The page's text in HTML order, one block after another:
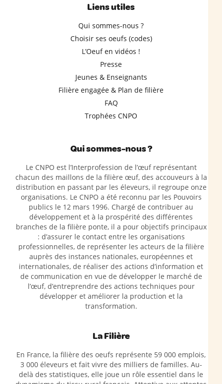
Liens utiles
Qui sommes-nous ?
Choisir ses oeufs (codes)
L’Oeuf en vidéos !
Presse
Jeunes & Enseignants
Filière engagée & Plan de filière
FAQ
Trophées CNPO
Qui sommes-nous ?
Le CNPO est l’Interprofession de l’œuf représentant
chacun des maillons de la filière œuf, des accouveurs à la
distribution en passant par les éleveurs, il regroupe onze
organisations. Le CNPO a été reconnu par les Pouvoirs
publics le 12 mars 1996. Chargé de contribuer au
développement et à la prospérité des différentes
branches de la filière ponte, il a pour objectifs principaux
: d’assurer le contact entre les organisations
professionnelles, de représenter les acteurs de la filière
auprès des instances nationales, européennes et
internationales, de réaliser des actions d’information et
de communication en vue de développer le marché de
l’œuf, d’entreprendre des actions techniques pour
développer et améliorer la production et la
transformation.
La Filière
En France, la filière des oeufs représente 59 000 emplois,
3 000 éleveurs et fait vivre des milliers de familles. Au-
delà des statistiques, elle joue un rôle essentiel dans le